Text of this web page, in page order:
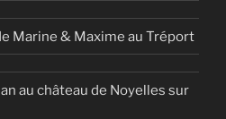
Marine & Maxime au Tréport
au château de Noyelles sur